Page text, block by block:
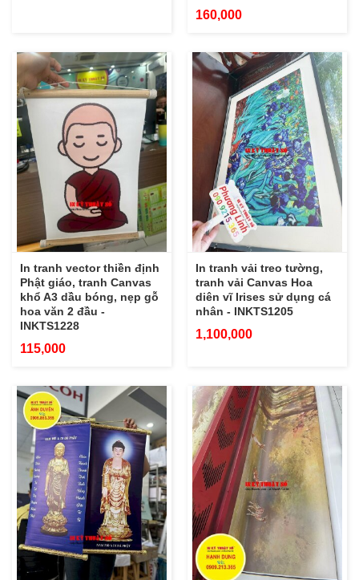
160,000
In tranh vector thiền định
Phật giáo, tranh Canvas
khổ A3 dầu bóng, nẹp gỗ
hoa văn 2 đầu -
INKTS1228
115,000
In tranh vải treo tường,
tranh vải Canvas Hoa
diên vĩ Irises sử dụng cá
nhân - INKTS1205
1,100,000